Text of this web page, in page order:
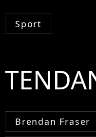
Sport
Brendan Fraser